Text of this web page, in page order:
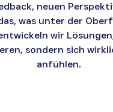
neuen
was unter der
wir
sondern sich
anfühlen.